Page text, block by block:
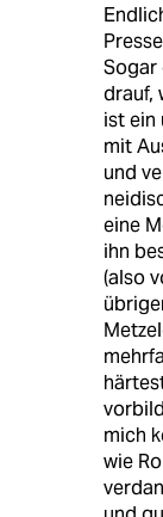
Sogar
drauf,
ist ein
mit
und
eine
ihn
(also
mich
wie